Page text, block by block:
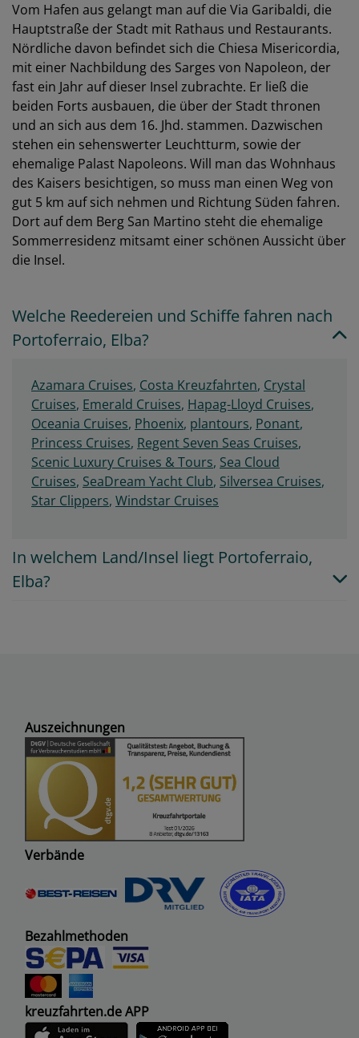
Vom Hafen aus gelangt man auf die Via Garibaldi, die
Hauptstraße der Stadt mit Rathaus und Restaurants.
Nördliche davon befindet sich die Chiesa Misericordia,
mit einer Nachbildung des Sarges von Napoleon, der
fast ein Jahr auf dieser Insel zubrachte. Er ließ die
beiden Forts ausbauen, die über der Stadt thronen
und an sich aus dem 16. Jhd. stammen. Dazwischen
stehen ein sehenswerter Leuchtturm, sowie der
ehemalige Palast Napoleons. Will man das Wohnhaus
des Kaisers besichtigen, so muss man einen Weg von
gut 5 km auf sich nehmen und Richtung Süden fahren.
Dort auf dem Berg San Martino steht die ehemalige
Sommerresidenz mitsamt einer schönen Aussicht über
die Insel.
Welche Reedereien und Schiffe fahren nach
Portoferraio, Elba?
Azamara Cruises, Costa Kreuzfahrten, Crystal
Cruises, Emerald Cruises, Hapag-Lloyd Cruises,
Oceania Cruises, Phoenix, plantours, Ponant,
Princess Cruises, Regent Seven Seas Cruises,
Scenic Luxury Cruises & Tours, Sea Cloud
Cruises, SeaDream Yacht Club, Silversea Cruises,
Star Clippers, Windstar Cruises
In welchem Land/Insel liegt Portoferraio,
Elba?
Auszeichnungen
Verbände
Bezahlmethoden
kreuzfahrten.de APP